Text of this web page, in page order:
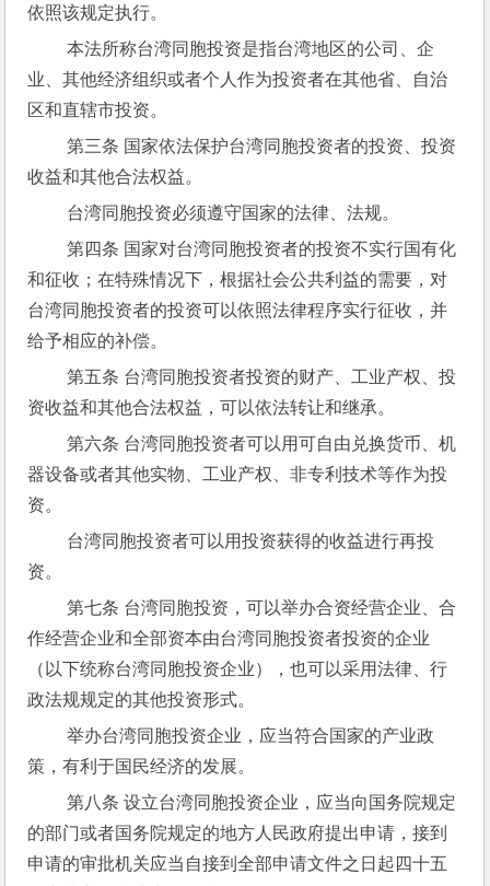
依照该规定执行。
本法所称台湾同胞投资是指台湾地区的公司、企
业、其他经济组织或者个人作为投资者在其他省、自治
区和直辖市投资。
第三条 国家依法保护台湾同胞投资者的投资、投资
收益和其他合法权益。
台湾同胞投资必须遵守国家的法律、法规。
第四条 国家对台湾同胞投资者的投资不实行国有化
和征收；在特殊情况下，根据社会公共利益的需要，对
台湾同胞投资者的投资可以依照法律程序实行征收，并
给予相应的补偿。
第五条 台湾同胞投资者投资的财产、工业产权、投
资收益和其他合法权益，可以依法转让和继承。
第六条 台湾同胞投资者可以用可自由兑换货币、机
器设备或者其他实物、工业产权、非专利技术等作为投
资。
资。
第七条 台湾同胞投资，可以举办合资经营企业、合
作经营企业和全部资本由台湾同胞投资者投资的企业
（以下统称台湾同胞投资企业），也可以采用法律、行
政法规规定的其他投资形式。
举办台湾同胞投资企业，应当符合国家的产业政
策，有利于国民经济的发展。
第八条 设立台湾同胞投资企业，应当向国务院规定
的部门或者国务院规定的地方人民政府提出申请，接到
申请的审批机关应当自接到全部申请文件之日起四十五